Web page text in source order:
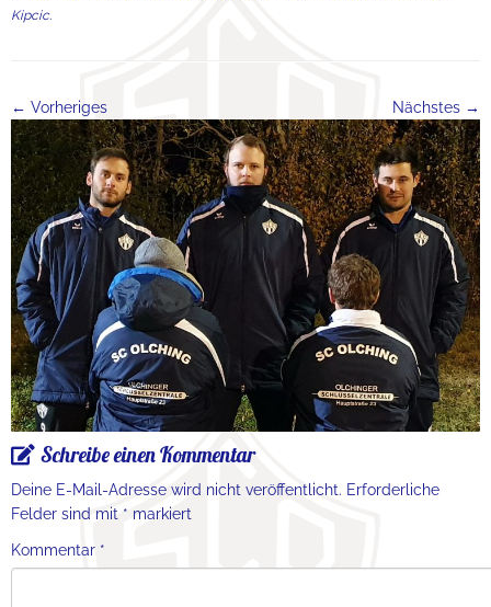
Kipcic.
← Vorheriges Nächstes →
Schreibe einen Kommentar
Deine E-Mail-Adresse wird nicht veröffentlicht. Erforderliche
Felder sind mit * markiert
Kommentar *